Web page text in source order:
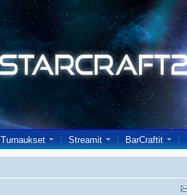
Turnaukset Streamit BarCraftit